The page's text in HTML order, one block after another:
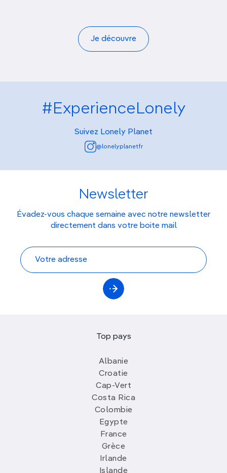
Je découvre
#ExperienceLonely
Suivez Lonely Planet
@lonelyplanetfr
Newsletter
Évadez-vous chaque semaine avec notre newsletter
directement dans votre boite mail
Top pays
Albanie
Croatie
Cap-Vert
Costa Rica
Colombie
Egypte
France
Grèce
Irlande
Islande